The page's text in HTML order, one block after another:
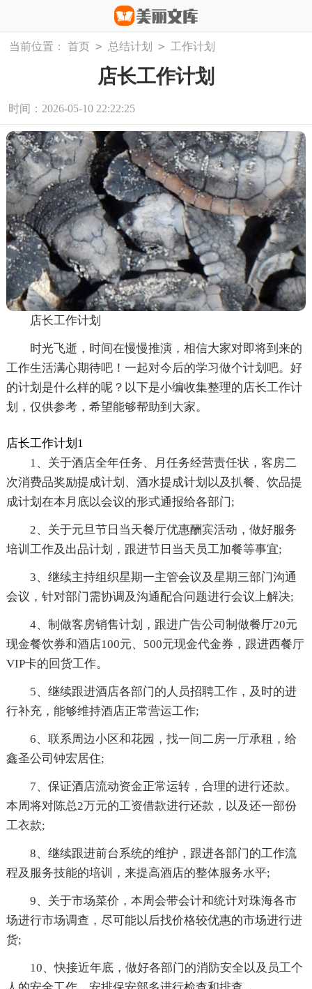
当前位置： 首页 > 总结计划 > 工作计划
店长工作计划
时间：2026-05-10 22:22:25
店长工作计划
时光飞逝，时间在慢慢推演，相信大家对即将到来的
工作生活满心期待吧！一起对今后的学习做个计划吧。好
的计划是什么样的呢？以下是小编收集整理的店长工作计
划，仅供参考，希望能够帮助到大家。
店长工作计划1
1、关于酒店全年任务、月任务经营责任状，客房二
次消费品奖励提成计划、酒水提成计划以及扒餐、饮品提
成计划在本月底以会议的形式通报给各部门;
2、关于元旦节日当天餐厅优惠酬宾活动，做好服务
培训工作及出品计划，跟进节日当天员工加餐等事宜;
3、继续主持组织星期一主管会议及星期三部门沟通
会议，针对部门需协调及沟通配合问题进行会议上解决;
4、制做客房销售计划，跟进广告公司制做餐厅20元
现金餐饮券和酒店100元、500元现金代金券，跟进西餐厅
VIP卡的回货工作。
5、继续跟进酒店各部门的人员招聘工作，及时的进
行补充，能够维持酒店正常营运工作;
6、联系周边小区和花园，找一间二房一厅承租，给
鑫圣公司钟宏居住;
7、保证酒店流动资金正常运转，合理的进行还款。
本周将对陈总2万元的工资借款进行还款，以及还一部份
工衣款;
8、继续跟进前台系统的维护，跟进各部门的工作流
程及服务技能的培训，来提高酒店的整体服务水平;
9、关于市场菜价，本周会带会计和统计对珠海各市
场进行市场调查，尽可能以后找价格较优惠的市场进行进
货;
10、快接近年底，做好各部门的消防安全以及员工个